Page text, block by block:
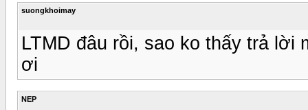
suongkhoimay
LTMD đâu rồi, sao ko thấy trả lời
ơi
NEP